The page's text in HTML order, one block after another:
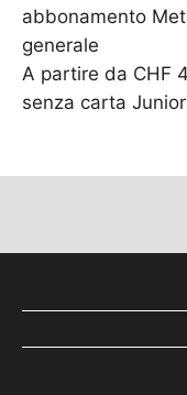
abbonamento
generale
A partire da CHF
senza carta Junior